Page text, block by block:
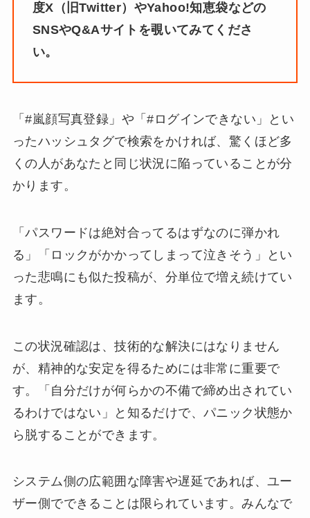
度X（旧Twitter）やYahoo!知恵袋などの
SNSやQ&Aサイトを覗いてみてくださ
い。
「#嵐顔写真登録」や「#ログインできない」とい
ったハッシュタグで検索をかければ、驚くほど多
くの人があなたと同じ状況に陥っていることが分
かります。
「パスワードは絶対合ってるはずなのに弾かれ
る」「ロックがかかってしまって泣きそう」とい
った悲鳴にも似た投稿が、分単位で増え続けてい
ます。
この状況確認は、技術的な解決にはなりません
が、精神的な安定を得るためには非常に重要で
す。「自分だけが何らかの不備で締め出されてい
るわけではない」と知るだけで、パニック状態か
ら脱することができます。
システム側の広範囲な障害や遅延であれば、ユー
ザー側でできることは限られています。みんなで